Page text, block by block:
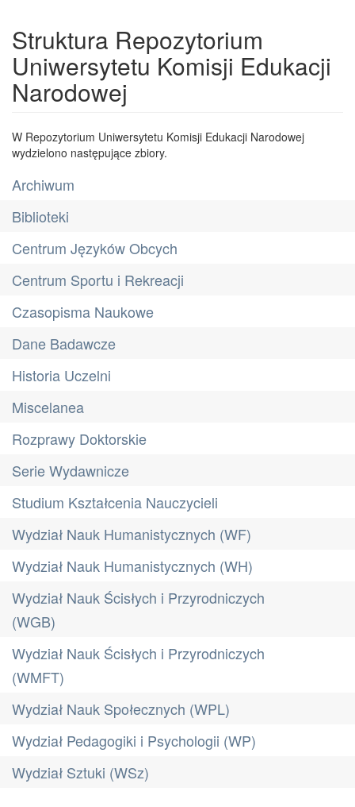
Struktura Repozytorium
Uniwersytetu Komisji Edukacji
Narodowej
W Repozytorium Uniwersytetu Komisji Edukacji Narodowej
wydzielono następujące zbiory.
Archiwum
Biblioteki
Centrum Języków Obcych
Centrum Sportu i Rekreacji
Czasopisma Naukowe
Dane Badawcze
Historia Uczelni
Miscelanea
Rozprawy Doktorskie
Serie Wydawnicze
Studium Kształcenia Nauczycieli
Wydział Nauk Humanistycznych (WF)
Wydział Nauk Humanistycznych (WH)
Wydział Nauk Ścisłych i Przyrodniczych
(WGB)
Wydział Nauk Ścisłych i Przyrodniczych
(WMFT)
Wydział Nauk Społecznych (WPL)
Wydział Pedagogiki i Psychologii (WP)
Wydział Sztuki (WSz)